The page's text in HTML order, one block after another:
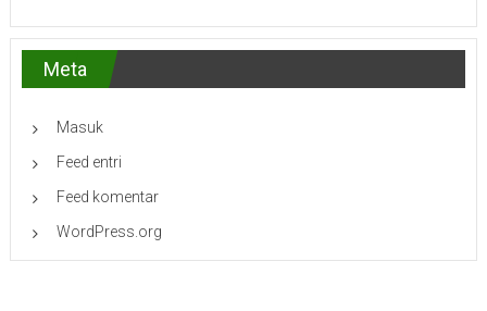
Meta
Masuk
Feed entri
Feed komentar
WordPress.org